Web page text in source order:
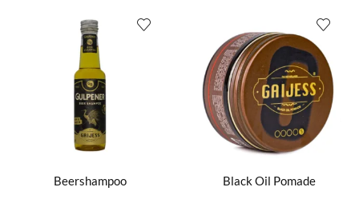
Beershampoo Black Oil Pomade